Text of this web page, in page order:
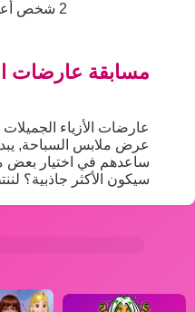
2 شخص أعجبهم هذه اللعبة، انضم إليهم!
مسابقة عارضات
عارضات الأزياء
عرض ملابس السباحة,
ساعدهم في اختيار بعض
سيكون الأكثر جاذبية؟